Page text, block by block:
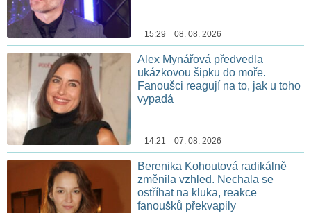
15:29 08. 08. 2026
Alex Mynářová předvedla
ukázkovou šipku do moře.
Fanoušci reagují na to, jak u toho
vypadá
14:21 07. 08. 2026
Berenika Kohoutová radikálně
změnila vzhled. Nechala se
ostříhat na kluka, reakce
fanoušků překvapily